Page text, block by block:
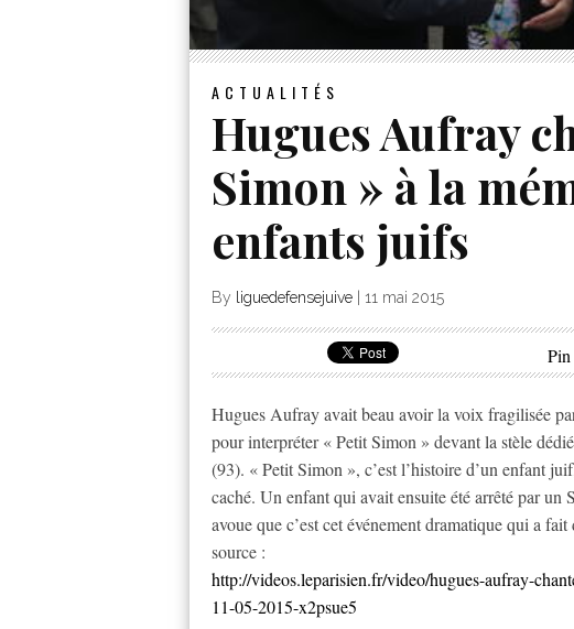
ACTUALITÉS
Hugues Aufray
Simon » à la
enfants juifs
By liguedefensejuive 11 mai 2015
Hugues Aufray avait beau avoir la voix fragilisée
pour interpréter « Petit Simon » devant la stèle
(93). « Petit Simon », c’est l’histoire d’un enfant
caché. Un enfant qui avait ensuite été arrêté par un
avoue que c’est cet événement dramatique qui a
source :
http://videos.leparisien.fr/video/hugues-aufray-
11-05-2015-x2psue5